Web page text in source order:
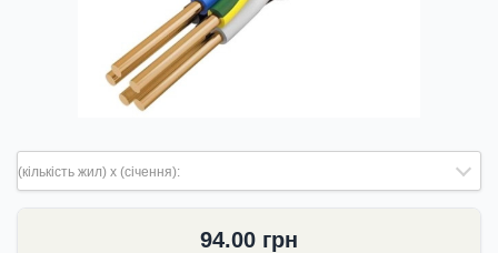
(кількість жил) х (січення):
94.00 грн